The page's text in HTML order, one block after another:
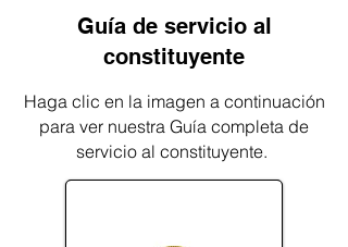
Guía de servicio al
constituyente
Haga clic en la imagen a continuación
para ver nuestra Guía completa de
servicio al constituyente.